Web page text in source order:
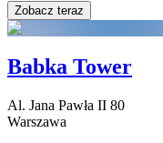
Zobacz teraz
Babka Tower
Al. Jana Pawła II 80
Warszawa